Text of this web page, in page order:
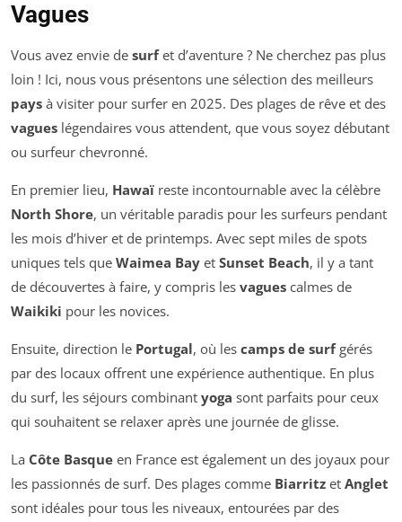
Vagues
Vous avez envie de surfet d’aventure ? Ne cherchez pas plus
loin ! Ici, nous vous présentons une sélection des meilleurs
pays à visiter pour surfer en 2025. Des plages de rêve et des
vagues légendaires vous attendent, que vous soyez débutant
ou surfeur chevronné.
En premier lieu, Hawaï reste incontournable avec la célèbre
North Shore, un véritable paradis pour les surfeurs pendant
les mois d’hiver et de printemps. Avec sept miles de spots
uniques tels que Waimea Bay et Sunset Beach, il y a tant
de découvertes à faire, y compris les vagues calmes de
Waikiki pour les novices.
Ensuite, direction le Portugal, où les camps de surfgérés
par des locaux offrent une expérience authentique. En plus
du surf, les séjours combinant yoga sont parfaits pour ceux
qui souhaitent se relaxer après une journée de glisse.
La Côte Basque en France est également un des joyaux pour
les passionnés de surf. Des plages comme Biarritz et Anglet
sont idéales pour tous les niveaux, entourées par des